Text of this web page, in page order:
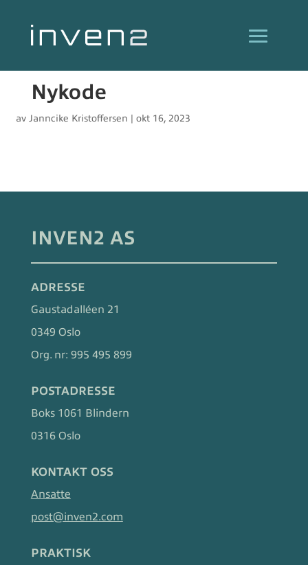
Nykode
av Janncike Kristoffersen okt 16, 2023
INVEN2 AS
ADRESSE
Gaustadalléen 21
0349 Oslo
Org. nr: 995 495 899
POSTADRESSE
Boks 1061 Blindern
0316 Oslo
KONTAKT OSS
Ansatte
post@inven2.com
PRAKTISK